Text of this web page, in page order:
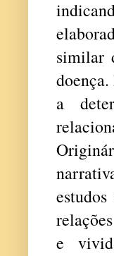
similar
a
e